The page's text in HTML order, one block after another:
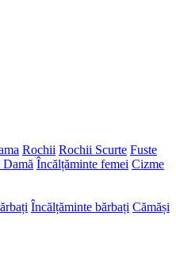
Rochii Rochii Scurte Fuste
Damă Încălțăminte femei Cizme
Încălțăminte bărbați Cămăși